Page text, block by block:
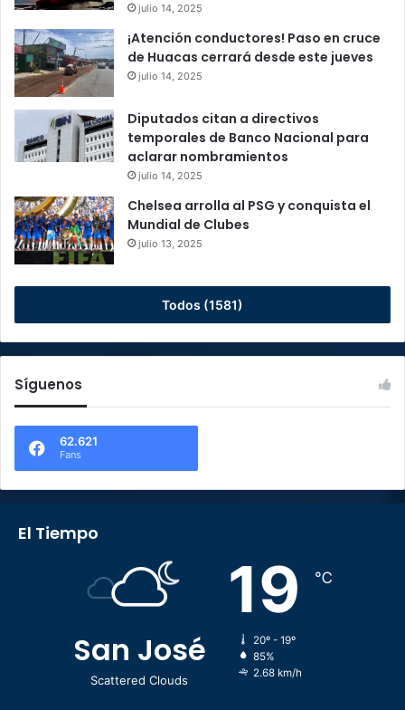
julio 14, 2025
¡Atención conductores! Paso en cruce
de Huacas cerrará desde este jueves
julio 14, 2025
Diputados citan a directivos
temporales de Banco Nacional para
aclarar nombramientos
julio 14, 2025
Chelsea arrolla al PSG y conquista el
Mundial de Clubes
julio 13, 2025
Todos (1581)
Síguenos
62.621
Fans
El Tiempo
San José
Scattered Clouds
19 ℃
20º - 19º
85%
2.68 km/h